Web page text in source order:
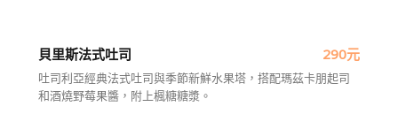
貝里斯法式吐司 290元
吐司利亞經典法式吐司與季節新鮮水果塔，搭配瑪茲卡朋起司
和酒燒野莓果醬，附上楓糖糖漿。